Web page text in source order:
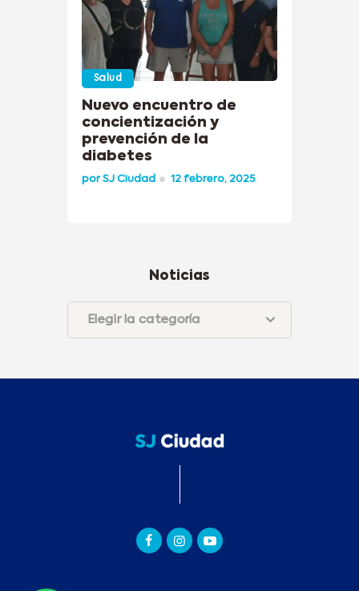
Salud
Nuevo encuentro de
concientización y
prevención de la
diabetes
porSJ Ciudad 12 febrero, 2025
Noticias